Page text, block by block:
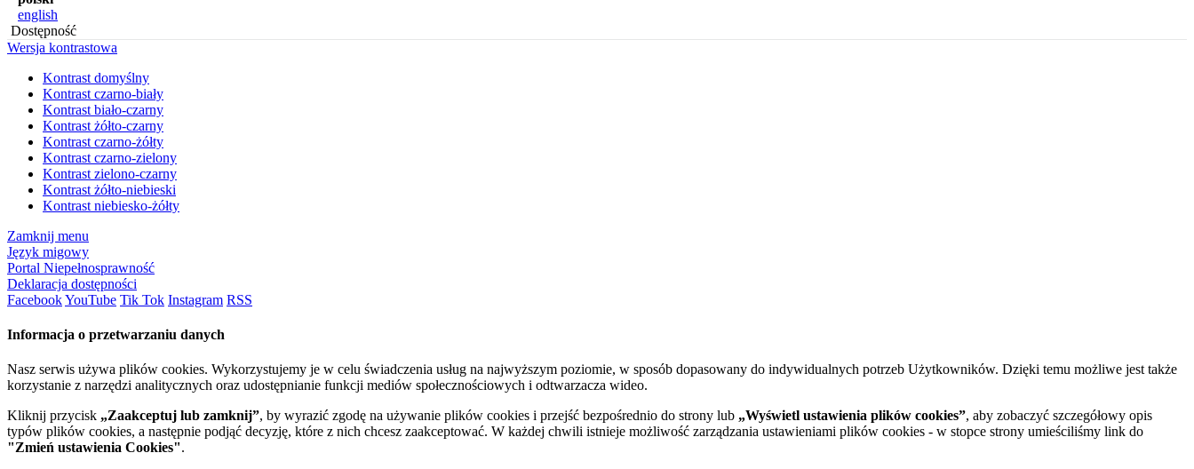
english
Dostępność
Wersja kontrastowa
Kontrast domyślny
Kontrast czarno-biały
Kontrast biało-czarny
Kontrast żółto-czarny
Kontrast czarno-żółty
Kontrast czarno-zielony
Kontrast zielono-czarny
Kontrast żółto-niebieski
Kontrast niebiesko-żółty
Zamknij menu
Język migowy
Portal Niepełnosprawność
Deklaracja dostępności
FacebookYouTube Tik Tok Instagram RSS
Informacja o przetwarzaniu danych
Nasz serwis używa plików cookies. Wykorzystujemy je w celu świadczenia usług na najwyższym poziomie, w sposób dopasowany do indywidualnych potrzeb Użytkowników. Dzięki temu możliwe jest także
korzystanie z narzędzi analitycznych oraz udostępnianie funkcji mediów społecznościowych i odtwarzacza wideo.
Kliknij przycisk „Zaakceptuj lub zamknij”, by wyrazić zgodę na używanie plików cookies i przejść bezpośrednio do strony lub „Wyświetl ustawienia plików cookies”, aby zobaczyć szczegółowy opis
typów plików cookies, a następnie podjąć decyzję, które z nich chcesz zaakceptować. W każdej chwili istnieje możliwość zarządzania ustawieniami plików cookies - w stopce strony umieściliśmy link do
"Zmień ustawienia Cookies".